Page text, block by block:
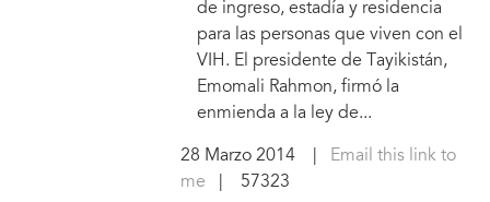
de ingreso, estadía y residencia
para las personas que viven con el
VIH. El presidente de Tayikistán,
Emomali Rahmon, firmó la
enmienda a la ley de...
28 Marzo 2014|
Email this link to
me | 57323